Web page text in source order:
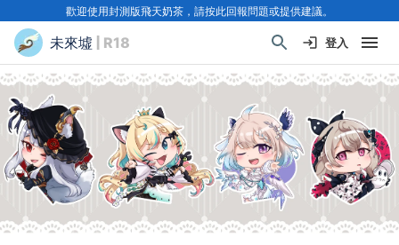
歡迎使用封測版飛天奶茶，請按此回報問題或提供建議。
未來墟 | R18 登入